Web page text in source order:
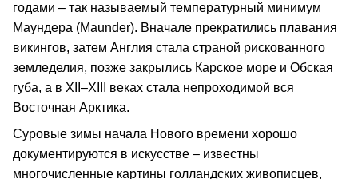
годами – так называемый температурный минимум
Маундера (Maunder). Вначале прекратились плавания
викингов, затем Англия стала страной рискованного
земледелия, позже закрылись Карское море и Обская
губа, а в XII–XIII веках стала непроходимой вся
Восточная Арктика.
Суровые зимы начала Нового времени хорошо
документируются в искусстве – известны
многочисленные картины голландских живописцев,